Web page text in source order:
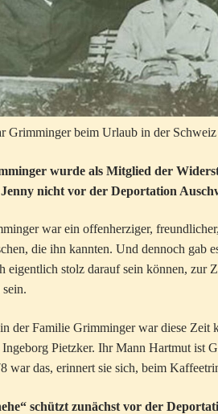
Grimminger beim Urlaub in der
wurde als Mitglied der
nicht vor der Deportation
war ein offenherziger,
die ihn kannten. Und dennoch gab
eigentlich stolz darauf sein können, zur
sein.
der Familie Grimminger war diese Zeit
Ingeborg Pietzker. Ihr Mann Hartmut ist
war das, erinnert sie sich, beim
schützt zunächst vor der